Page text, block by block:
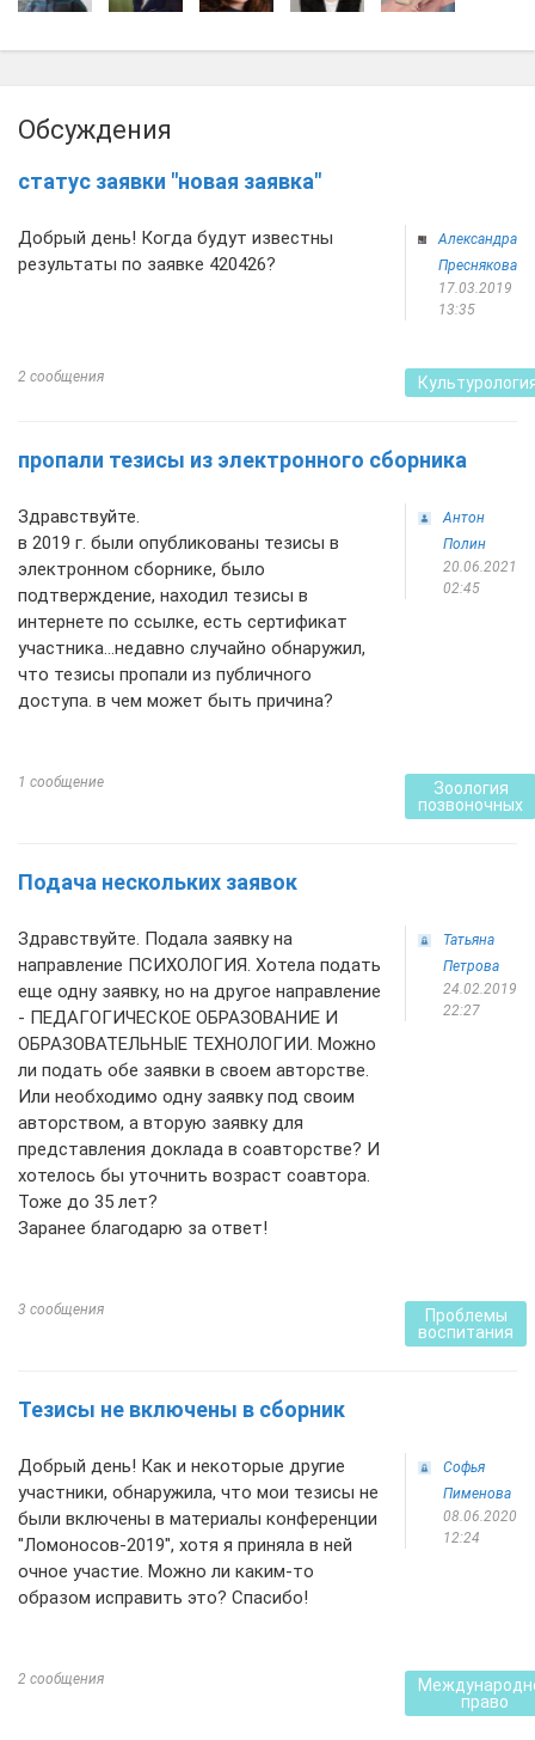
Обсуждения
статус заявки "новая заявка"
Добрый день! Когда будут известны
результаты по заявке 420426?
Александра
Преснякова
17.03.2019
13:35
2 сообщения
пропали тезисы из электронного сборника
Здравствуйте.
в 2019 г. были опубликованы тезисы в
электронном сборнике, было
подтверждение, находил тезисы в
интернете по ссылке, есть сертификат
участника...недавно случайно обнаружил,
что тезисы пропали из публичного
доступа. в чем может быть причина?
Антон
Полин
20.06.2021
02:45
1 сообщение
Зоология
позвоночных
Подача нескольких заявок
Здравствуйте. Подала заявку на
направление ПСИХОЛОГИЯ. Хотела подать
еще одну заявку, но на другое направление
- ПЕДАГОГИЧЕСКОЕ ОБРАЗОВАНИЕ И
ОБРАЗОВАТЕЛЬНЫЕ ТЕХНОЛОГИИ. Можно
ли подать обе заявки в своем авторстве.
Или необходимо одну заявку под своим
авторством, а вторую заявку для
представления доклада в соавторстве? И
хотелось бы уточнить возраст соавтора.
Тоже до 35 лет?
Заранее благодарю за ответ!
Татьяна
Петрова
24.02.2019
22:27
3 сообщения
Проблемы
воспитания
Тезисы не включены в сборник
Добрый день! Как и некоторые другие
участники, обнаружила, что мои тезисы не
были включены в материалы конференции
"Ломоносов-2019", хотя я приняла в ней
очное участие. Можно ли каким-то
образом исправить это? Спасибо!
Софья
Пименова
08.06.2020
12:24
2 сообщения
право